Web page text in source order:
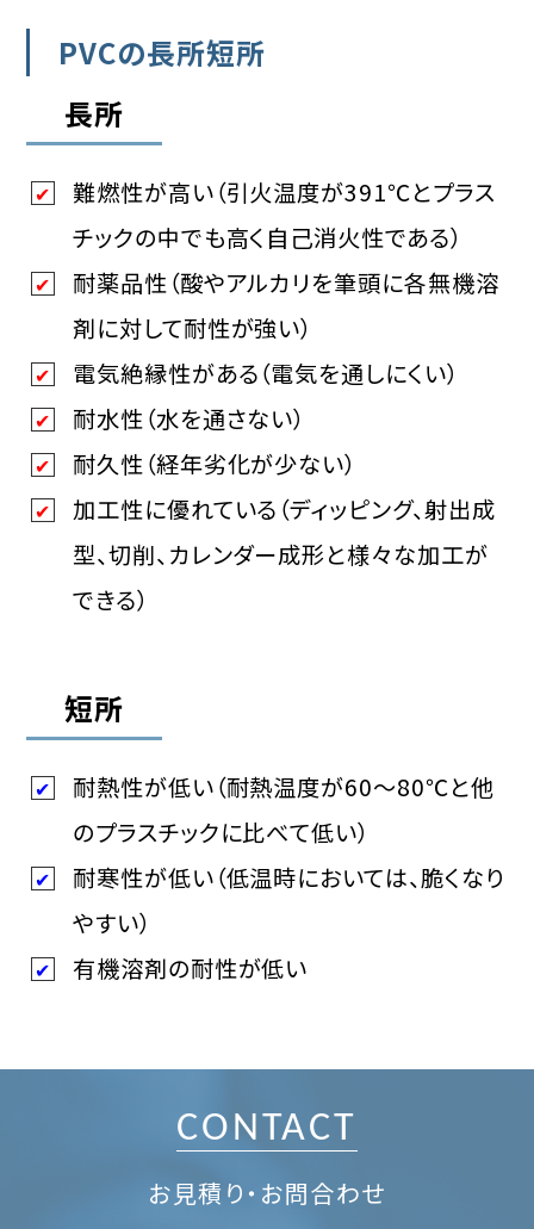
PVCの長所短所
長所
難燃性が高い（引火温度が391℃とプラス
チックの中でも高く自己消火性である）
耐薬品性（酸やアルカリを筆頭に各無機溶
剤に対して耐性が強い）
電気絶縁性がある（電気を通しにくい）
耐水性（水を通さない）
耐久性（経年劣化が少ない）
加工性に優れている（ディッピング、射出成
型、切削、カレンダー成形と様々な加工が
できる）
短所
耐熱性が低い（耐熱温度が60～80℃と他
のプラスチックに比べて低い）
耐寒性が低い（低温時においては、脆くなり
やすい）
有機溶剤の耐性が低い
CONTACT
お見積り・お問合わせ